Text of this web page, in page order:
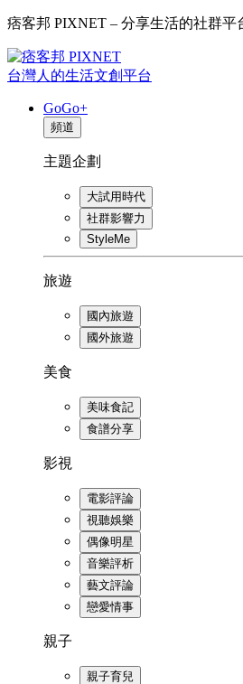
痞客邦 PIXNET – 分享生活的社群平
台灣人的生活文創平台
GoGo+
頻道
主題企劃
大試用時代
社群影響力
StyleMe
旅遊
國內旅遊
國外旅遊
美食
美味食記
食譜分享
影視
電影評論
視聽娛樂
偶像明星
音樂評析
藝文評論
戀愛情事
親子
親子育兒